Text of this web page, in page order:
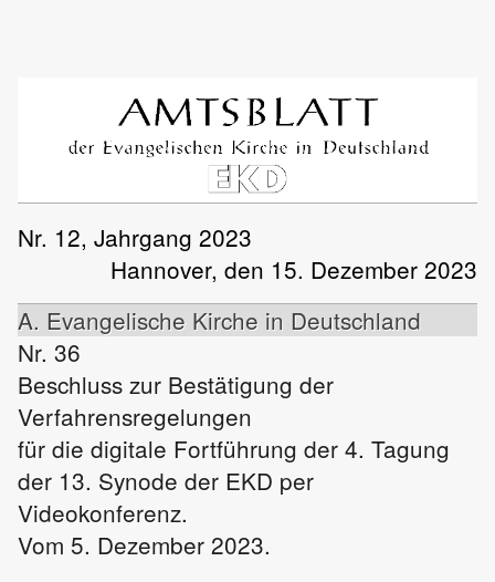
Nr. 12, Jahrgang 2023
Hannover, den 15. Dezember 2023
A. Evangelische Kirche in Deutschland
Nr. 36
Beschluss zur Bestätigung der
Verfahrensregelungen
für die digitale Fortführung der 4. Tagung
der 13. Synode der EKD per
Videokonferenz.
Vom 5. Dezember 2023.